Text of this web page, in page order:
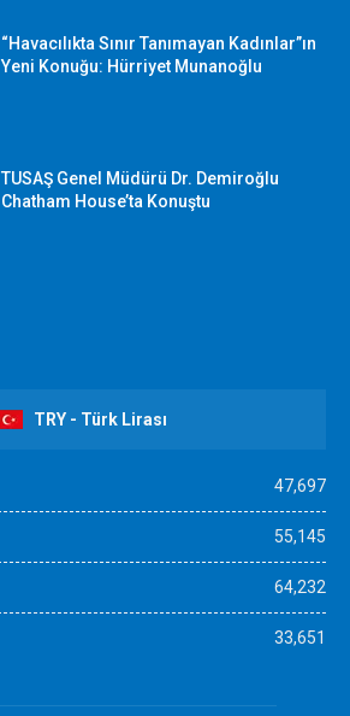
“Havacılıkta Sınır Tanımayan Kadınlar”ın
Yeni Konuğu: Hürriyet Munanoğlu
TUSAŞ Genel Müdürü Dr. Demiroğlu
Chatham House’ta Konuştu
TRY - Türk Lirası
47,697
55,145
64,232
33,651